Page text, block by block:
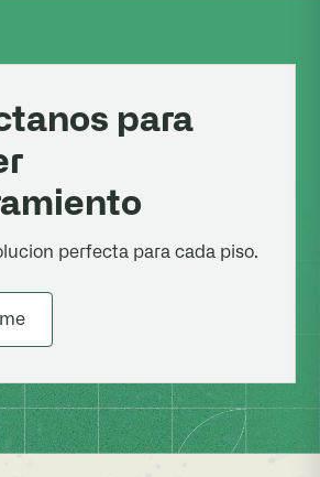
para
perfecta para cada piso.